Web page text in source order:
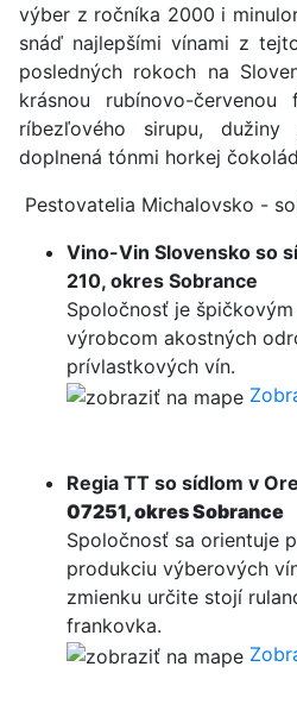
výber z ročníka 2000 i
snáď najlepšími vínami z
posledných rokoch na
krásnou rubínovo-
ríbezľového sirupu,
doplnená tónmi horkej
Pestovatelia Michalovsko -
Vino-Vin Slovensko so
210, okres Sobrance
Spoločnosť je
výrobcom akostných
prívlastkových vín.
Regia TT so sídlom v
07251, okres Sobrance
Spoločnosť sa orientuje
produkciu výberových
zmienku určite stojí
frankovka.